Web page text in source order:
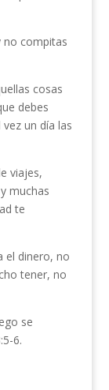
no compitas
cosas
debes
un día las
viajes,
muchas
te
el dinero, no
tener, no
se
6.